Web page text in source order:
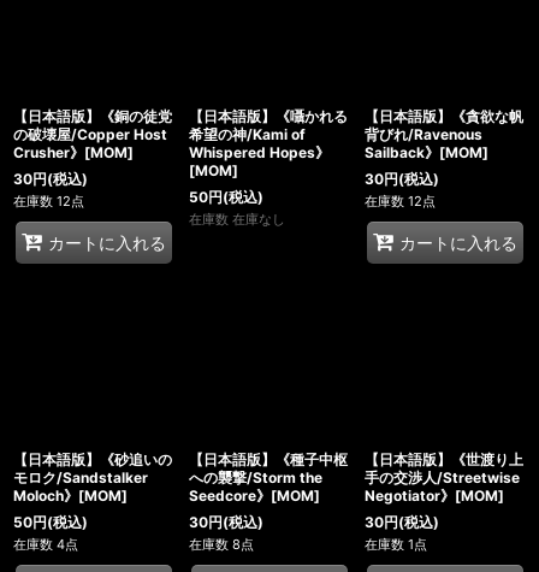
【日本語版】《銅の徒党
の破壊屋/Copper Host
Crusher》[MOM]
30円(税込)
在庫数 12点
カートに入れる
【日本語版】《囁かれる
希望の神/Kami of
Whispered Hopes》
[MOM]
50円(税込)
在庫数 在庫なし
【日本語版】《貪欲な帆
背びれ/Ravenous
Sailback》[MOM]
30円(税込)
在庫数 12点
カートに入れる
【日本語版】《砂追いの
モロク/Sandstalker
Moloch》[MOM]
50円(税込)
在庫数 4点
【日本語版】《種子中枢
への襲撃/Storm the
Seedcore》[MOM]
30円(税込)
在庫数 8点
【日本語版】《世渡り上
手の交渉人/Streetwise
Negotiator》[MOM]
30円(税込)
在庫数 1点